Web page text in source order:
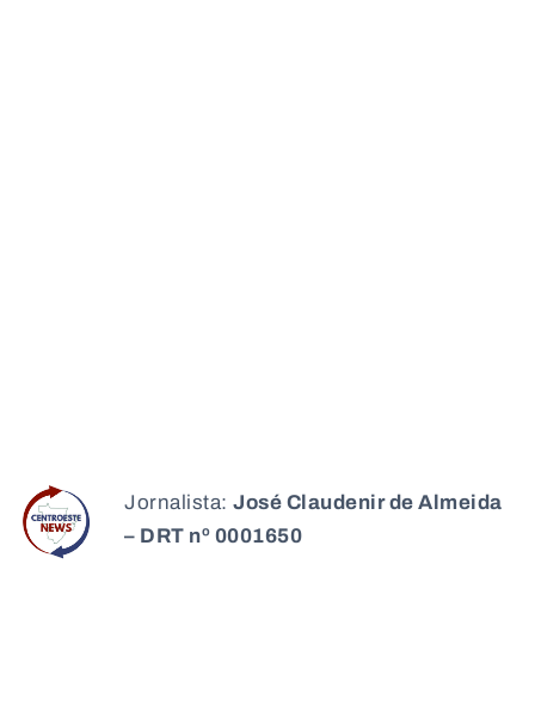
Jornalista: José Claudenir de Almeida
– DRT nº 0001650